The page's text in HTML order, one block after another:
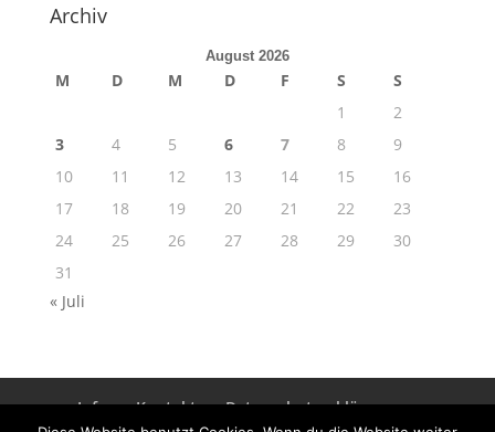
Archiv
August 2026
M D M D F S
S
1
2
3
4 5 6 7 8
9
10
11 12 13 14 15
16
17
18 19 20 21 22
23
24
25 26 27 28 29
30
31
« Juli
Info Kontakt
Datenschutzerklärung